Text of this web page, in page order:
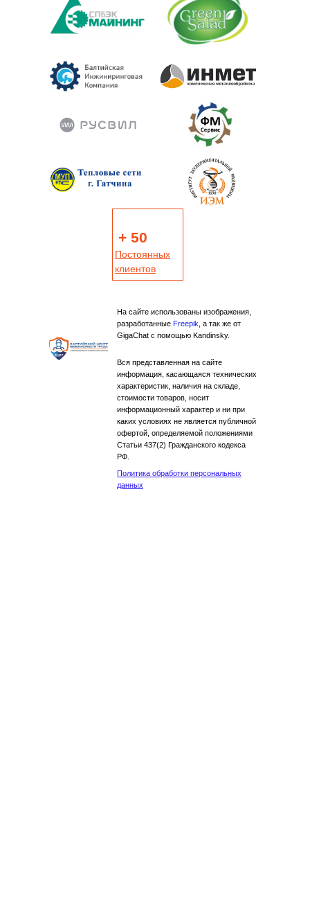
Вся представленная на сайте
информация, касающаяся технических
характеристик, наличия на складе,
стоимости товаров, носит
информационный характер и ни при
каких условиях не является публичной
офертой, определяемой положениями
Статьи 437(2) Гражданского кодекса
РФ.
+ 50
Постоянных
клиентов
Политика обработки персональных
данных
На сайте использованы изображения,
разработанные Freepik , а так же от
GigaChat с помощью Kandinsky.